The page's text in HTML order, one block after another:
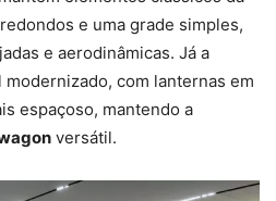
e uma grade simples,
e aerodinâmicas. Já a
com lanternas em
espaçoso, mantendo a
versátil.